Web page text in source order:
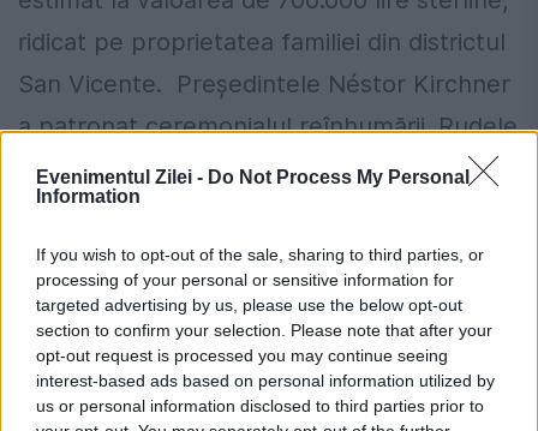
Evenimentul Zilei - Do Not Process My Personal
Information
If you wish to opt-out of the sale, sharing to third parties, or
processing of your personal or sensitive information for
targeted advertising by us, please use the below opt-out
section to confirm your selection. Please note that after your
opt-out request is processed you may continue seeing
interest-based ads based on personal information utilized by
us or personal information disclosed to third parties prior to
ridicat pe proprietatea familiei din districtul
San Vicente. Președintele Néstor Kirchner
a patronat ceremonialul reînhumării. Rudele
Evitei nu și-au dat acordul pentru
reînhumarea acesteia alături de Peron.